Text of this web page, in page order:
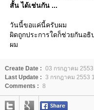
สั้น ได้เช่นกัน ...
วันนี้ขอแค่นี้ครับผม
ผิดถูกประการใดก็ช่วยกันอ
ผม
Create Date : 03 กรกฎาคม 2553
Last Update : 3 กรกฎาคม 2553
Comments : 8